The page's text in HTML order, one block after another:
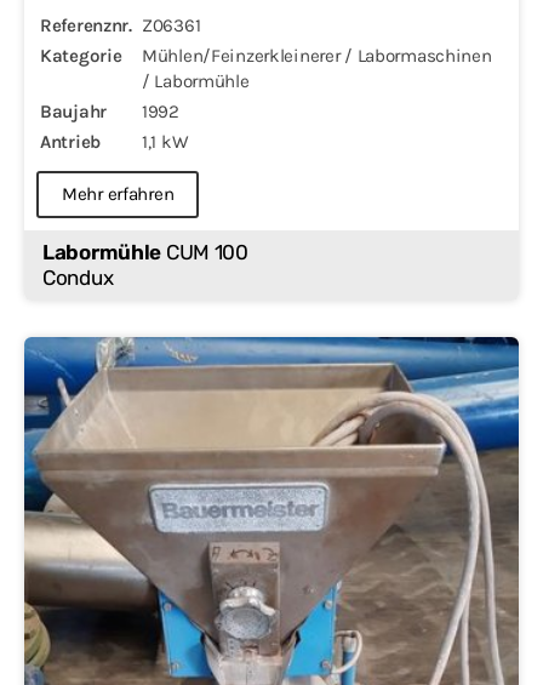
Referenznr. Z06361
Kategorie
Mühlen/Feinzerkleinerer / Labormaschinen
/ Labormühle
Baujahr
1992
Antrieb
1,1 kW
Mehr erfahren
Labormühle CUM 100
Condux